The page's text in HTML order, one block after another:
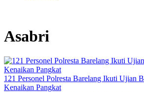
Asabri
121 Personel Polresta Barelang Ikuti Ujian
Kenaikan Pangkat